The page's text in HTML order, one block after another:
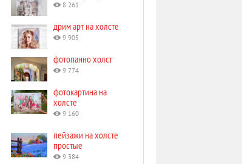
8 261
дрим арт на холсте
9 905
фотопанно холст
9 774
фотокартина на
холсте
9 160
пейзажи на холсте
простые
9 384